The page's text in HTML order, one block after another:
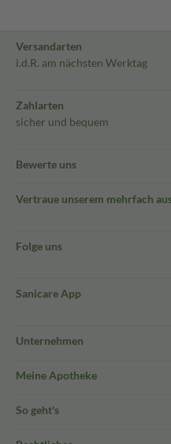
Versandarten
i.d.R. am nächsten Werktag
Zahlarten
sicher und bequem
Bewerte uns
Vertraue unserem mehrfach
Folge uns
Sanicare App
Unternehmen
Meine Apotheke
So geht's